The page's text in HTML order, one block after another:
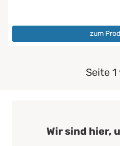
zum
Seite 1
Wir sind hier,